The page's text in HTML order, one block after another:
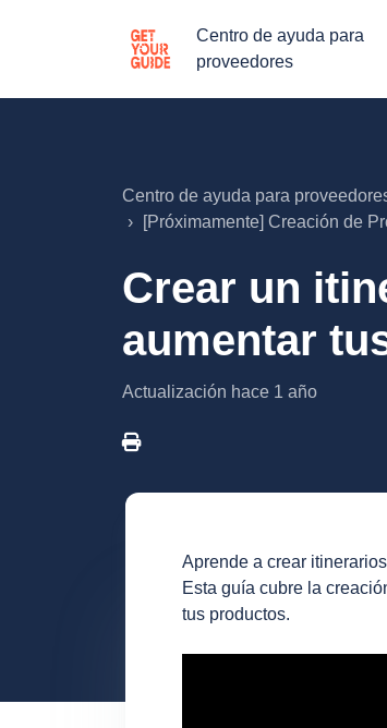
Centro de ayuda para
proveedores
Centro de ayuda para
[Próximamente] Creación de
Crear un
aumentar
Actualización hace 1 año
Aprende a crear
Esta guía cubre la
tus productos.